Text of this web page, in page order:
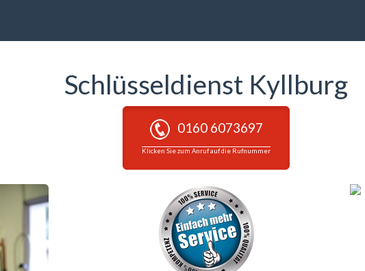
Schlüsseldienst Kyllburg
0160 6073697
Klicken Sie zum Anruf auf die Rufnummer